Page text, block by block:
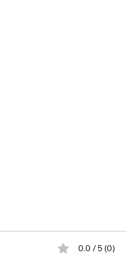
0.0 / 5 (0)